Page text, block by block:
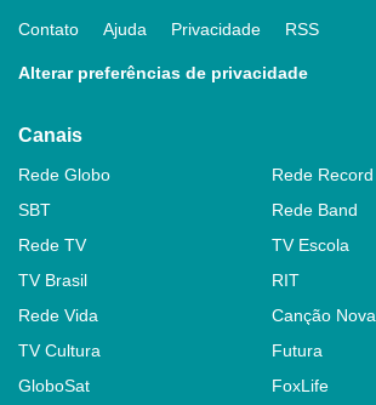
Contato Ajuda Privacidade RSS
Alterar preferências de privacidade
Canais
Rede Globo
Rede Record
SBT
Rede Band
Rede TV
TV Escola
TV Brasil
RIT
Rede Vida
Canção Nova
TV Cultura
Futura
GloboSat
FoxLife